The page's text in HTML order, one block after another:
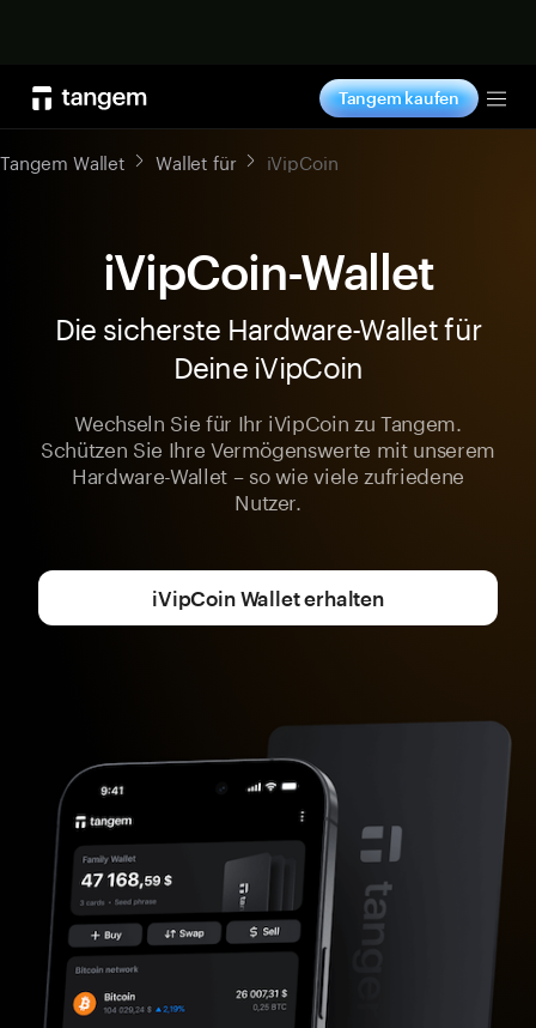
Tangem kaufen
Tangem Wallet Wallet für iVipCoin
iVipCoin-Wallet
Die sicherste Hardware-Wallet für
Deine iVipCoin
Wechseln Sie für Ihr iVipCoin zu Tangem.
Schützen Sie Ihre Vermögenswerte mit unserem
Hardware-Wallet – so wie viele zufriedene
Nutzer.
iVipCoin Wallet erhalten